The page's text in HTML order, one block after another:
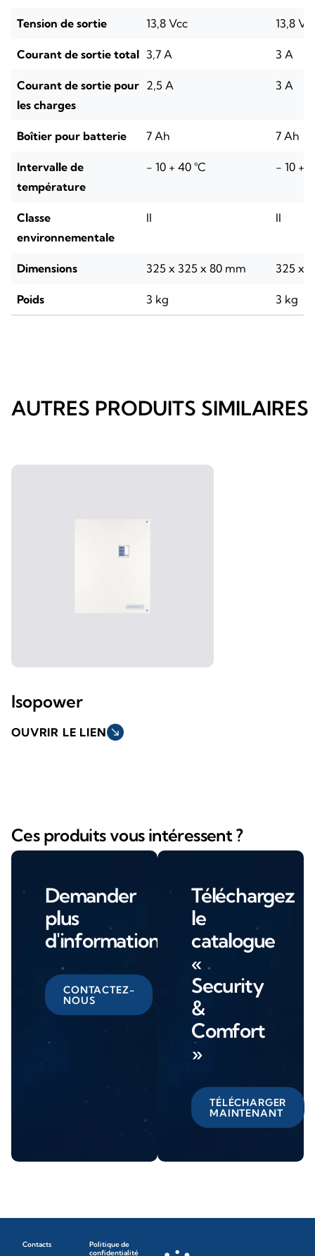
Tension de sortie 13,8 Vcc 13,8
Courant de sortie total 3,7 A 3 A
Courant de sortie pour
les charges
2,5 A 3 A
Boîtier pour batterie 7 Ah 7 Ah
Intervalle de
température
- 10 + 40 °C - 10 +
Classe
environnementale
II II
Dimensions 325 x 325 x 80 mm 325 x
Poids 3 kg 3 kg
AUTRES PRODUITS SIMILAIRES
Isopower
OUVRIR LE LIEN south_east
Ces produits vous intéressent ?
Demander
plus
d'informations
CONTACTEZ-
NOUS
Téléchargez
le
catalogue
«
Security
&
Comfort
»
TÉLÉCHARGER
MAINTENANT
Contacts
Politique de
confidentialité